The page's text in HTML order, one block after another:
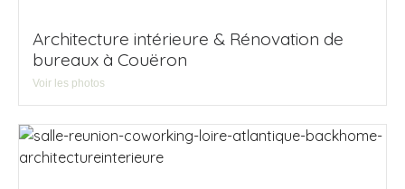
Architecture intérieure & Rénovation de
bureaux à Couëron
Voir les photos